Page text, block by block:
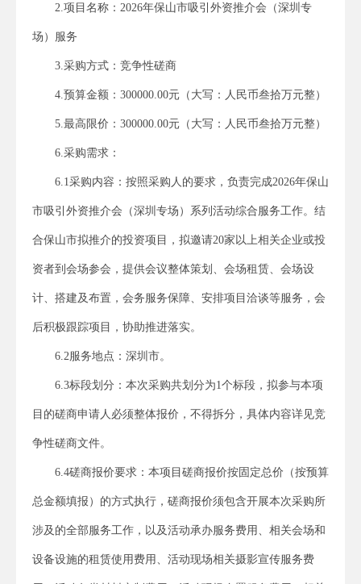
2. 项目名称： 2026年保山市吸引外资推介会（深圳专
场） 服务
3. 采购方式：竞争性磋商
4. 预算金额： 300000.00元（大写：人民币叁拾万元整）
5. 最高限价： 300000.00元（大写：人民币叁拾万元整）
6.采购需求：
6.1采购内容：按照采购人 的要求 ， 负责完成2026年保山
市吸引外资推介会（深圳专场）系列活动综合服务工作。 结
合保山市拟推介的投资项目，拟邀请20家以上相关企业或投
资者到会场参会，提供会议整体策划、会场租赁、会场设
计、搭建及布置，会务服务保障、 安排项目洽谈等服务，会
后积极跟踪项目，协助推进落实。
6 2 服务地点 ： 深圳 市。
6.3标段划分：本次采购共划分为1个标段，拟参与本项
目的磋商申请人必须整体报价，不得拆分，具体内容详见竞
争性磋商文件。
6.4磋商报价要求：本项目磋商报价按固定总价（按预算
总金额填报）的方式执行，磋商报价须包含开展本次采购所
涉及的全部服务工作，以及活动承办服务费用、相关会场和
设备设施的租赁使用费用、活动现场相关摄影宣传服务费